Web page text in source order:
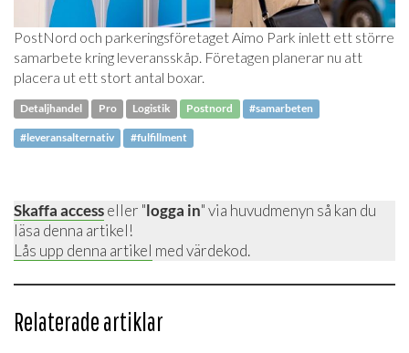
PostNord och parkeringsföretaget Aimo Park inlett ett större
samarbete kring leveransskåp. Företagen planerar nu att
placera ut ett stort antal boxar.
Detaljhandel Pro Logistik Postnord #samarbeten
#leveransalternativ #fulfillment
Skaffa accesseller "logga in" via huvudmenyn så kan du
läsa denna artikel!
Lås upp denna artikel med värdekod.
Relaterade artiklar